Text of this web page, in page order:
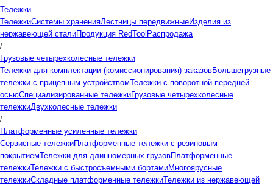
Тележки
ТележкиСистемы храненияЛестницы передвижныеИзделия из
нержавеющей сталиПродукция RedTool Распродажа
/
Грузовые четырехколесные тележки
Тележки для комплектации (комиссионирования) заказовБольшегрузные
тележки с прицепным устройствомТележки с поворотной передней
осьюСпециализированные тележкиГрузовые четырехколесные
тележкиДвухколесные тележки
/
Платформенные усиленные тележки
Сервисные тележкиПлатформенные тележки с резиновым
покрытиемТележки для длинномерных грузовПлатформенные
тележкиТележки с быстросъемными бортамиМногоярусные
тележкиСкладные платформенные тележкиТележки из нержавеющей